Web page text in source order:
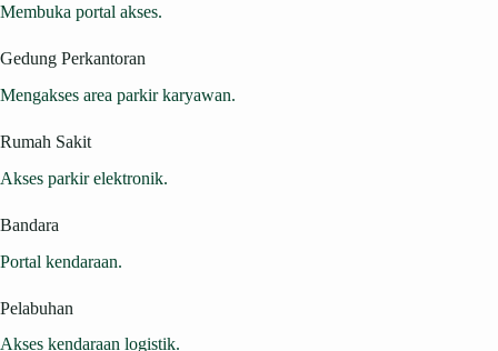
Membuka portal akses.
Gedung Perkantoran
Mengakses area parkir karyawan.
Rumah Sakit
Akses parkir elektronik.
Bandara
Portal kendaraan.
Pelabuhan
Akses kendaraan logistik.